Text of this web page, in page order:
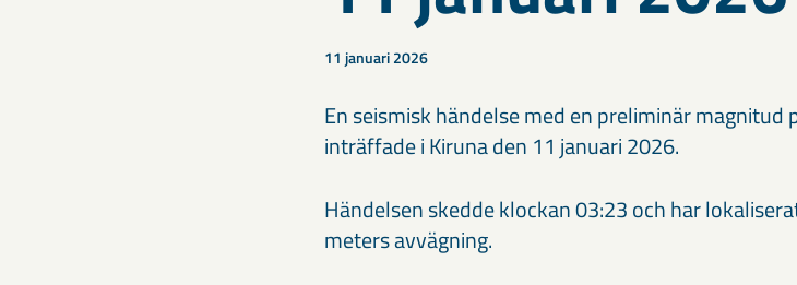
11 januari 2026
En seismisk händelse med en preliminär magnitud
inträffade i Kiruna den 11 januari 2026.
Händelsen skedde klockan 03:23 och har
meters avvägning.